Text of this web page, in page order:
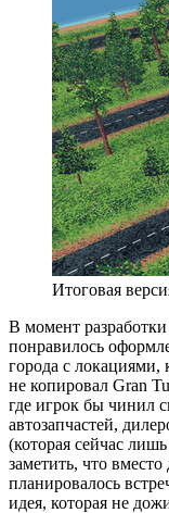
Итоговая
В момент
понравилось
города с локациями,
не копировал Gran
где игрок бы чинил
автозапчастей,
(которая сейчас
заметить, что
планировалось
идея, которая не